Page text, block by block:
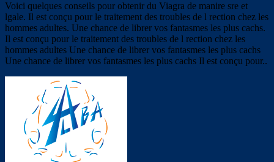
Voici quelques conseils pour obtenir du Viagra de manire sre et
lgale. Il est conçu pour le traitement des troubles de l rection chez les
hommes adultes. Une chance de librer vos fantasmes les plus cachs.
Il est conçu pour le traitement des troubles de l rection chez les
hommes adultes Une chance de librer vos fantasmes les plus cachs
Une chance de librer vos fantasmes les plus cachs Il est conçu pour..